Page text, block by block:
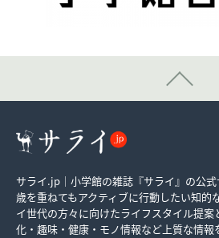
サライ.jp｜小学館の雑誌『サライ』の公式
歳を重ねてもアクティブに行動したい知的
イ世代の方々に向けたライフスタイル提
化・趣味・健康・モノ情報など上質な情報